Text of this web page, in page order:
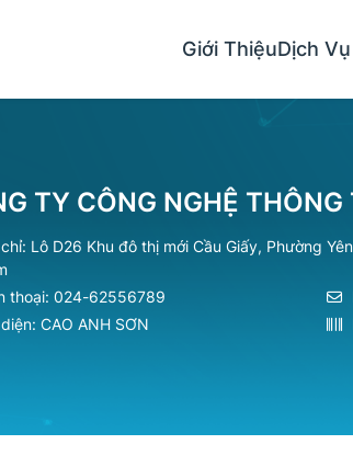
Giới ThiệuDịch Vụ
TY CÔNG NGHỆ
Lô D26 Khu đô thị mới Cầu Giấy, Phường
thoại: 024-62556789
CAO ANH SƠN